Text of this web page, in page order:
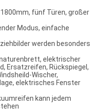
fünf Türen, großer
Modus, einfache
werden besonders
elektrischer
Ersatzreifen, Rückspiegel,
Wischer,
elektrisches Fenster
kann jedem